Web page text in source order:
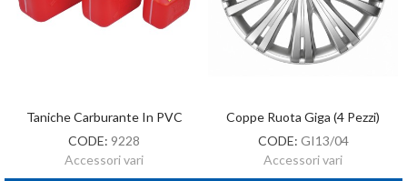
Taniche Carburante In PVC
CODE: 9228
Accessori vari
Coppe Ruota Giga (4 Pezzi)
CODE: GI13/04
Accessori vari